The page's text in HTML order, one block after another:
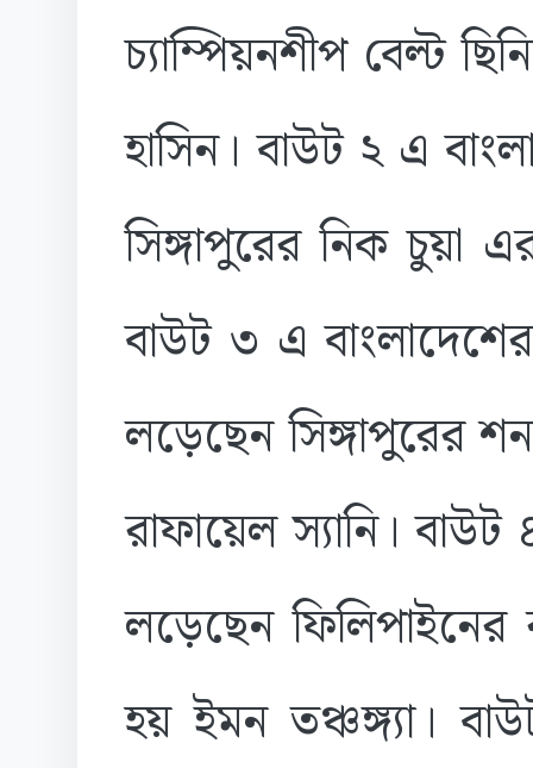
চ্যাম্পিয়নশীপ বেল্ট
হাসিন। বাউট ২ এ
সিঙ্গাপুরের নিক চুয়া
বাউট ৩ এ
লড়েছেন সিঙ্গাপুরের
রাফায়েল স্যানি।
লড়েছেন ফিলিপাইনের
হয় ইমন তঞ্চঙ্গ্যা।